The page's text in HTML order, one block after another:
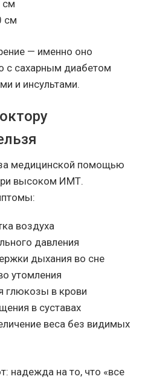
см
см
— именно оно
с сахарным диабетом
и инсультами.
медицинской помощью
высоком ИМТ.
воздуха
давления
дыхания во сне
утомления
глюкозы в крови
в суставах
веса без видимых
надежда на то, что «все